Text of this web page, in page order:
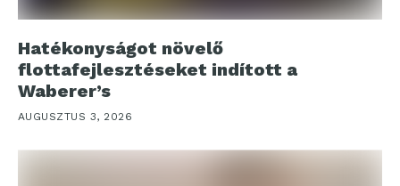
Hatékonyságot növelő
flottafejlesztéseket indított a
Waberer’s
AUGUSZTUS 3, 2026